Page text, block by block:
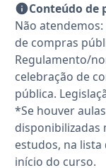
Conteúdo de
Não atendemos:
de compras
Regulamento/
celebração de
pública.
*Se houver
disponibilizadas
estudos, na lista
início do curso.